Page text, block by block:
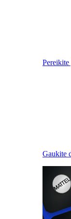
Gaukite